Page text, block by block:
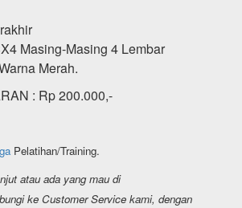
Masing-Masing 4 Lembar
Merah.
: Rp 200.000,-
Pelatihan/Training.
atau ada yang mau di
ke Customer Service kami, dengan